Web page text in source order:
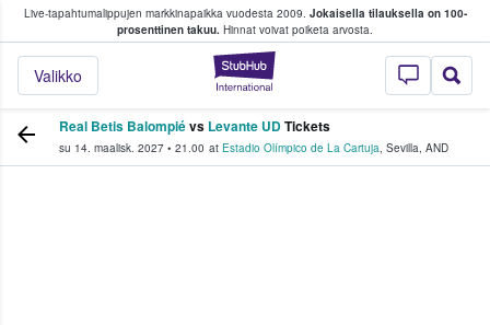
Live-tapahtumalippujen markkinapaikka vuodesta 2009. Jokaisella tilauksella on 100-
prosenttinen takuu. Hinnat voivat poiketa arvosta.
StubHub -
Valikko
fanit ostavat ja myyvät lippuja
Real Betis Balompiévs Levante UDTickets
su 14. maalisk. 2027 • 21.00 at Estadio Olímpico de La Cartuja, Sevilla, AND